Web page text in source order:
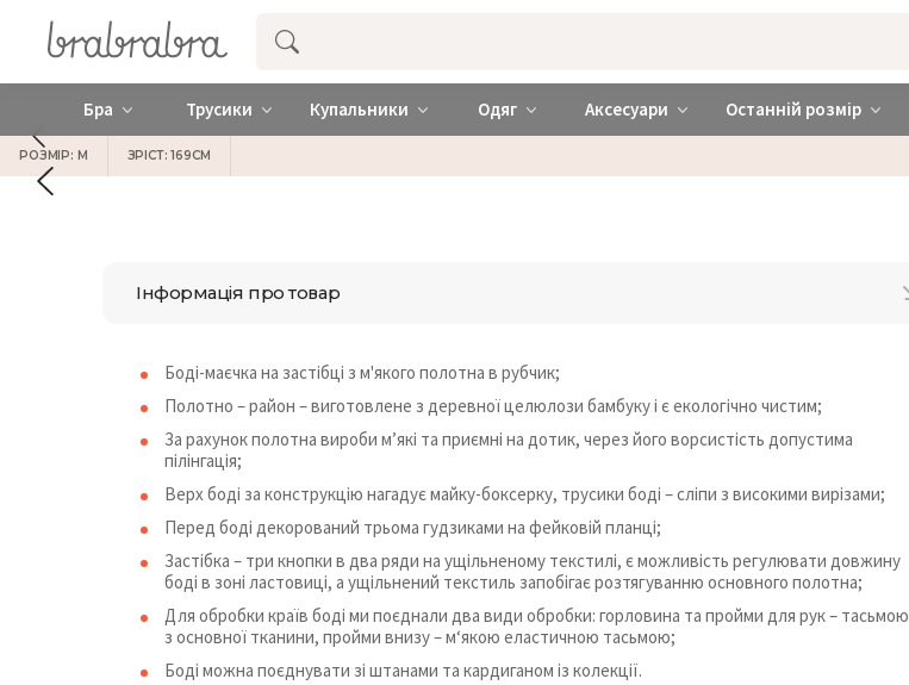
Купити нижню жіночу білизну ❤️ brabrabra ❤️ Київ та Україна
Бра Трусики Купальники Одяг Аксесуари Останній розмір
РОЗМІР: M ЗРІСТ: 169СМ
Інформація про товар
Боді-маєчка на застібці з м'якого полотна в рубчик;
Полотно – район – виготовлене з деревної целюлози бамбуку і є екологічно чистим;
За рахунок полотна вироби м’які та приємні на дотик, через його ворсистість допустима
пілінгація;
Верх боді за конструкцію нагадує майку-боксерку, трусики боді – сліпи з високими вирізами;
Перед боді декорований трьома гудзиками на фейковій планці;
Застібка – три кнопки в два ряди на ущільненому текстилі, є можливість регулювати довжину
боді в зоні ластовиці, а ущільнений текстиль запобігає розтягуванню основного полотна;
Для обробки країв боді ми поєднали два види обробки: горловина та пройми для рук – тасьмою
з основної тканини, пройми внизу – м‘якою еластичною тасьмою;
Боді можна поєднувати зі штанами та кардиганом із колекції.